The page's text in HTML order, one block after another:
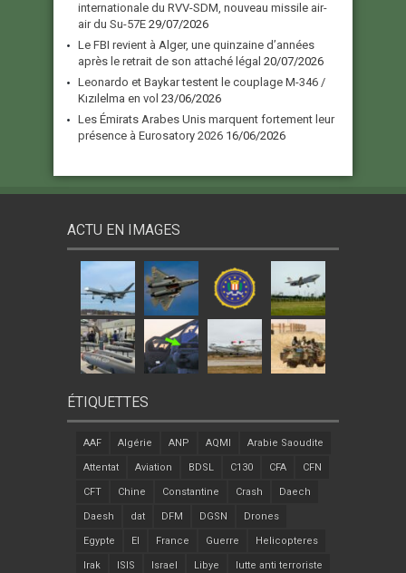
internationale du RVV-SDM, nouveau missile air-
air du Su-57E 29/07/2026
Le FBI revient à Alger, une quinzaine d’années
après le retrait de son attaché légal 20/07/2026
Leonardo et Baykar testent le couplage M-346 /
Kızılelma en vol 23/06/2026
Les Émirats Arabes Unis marquent fortement leur
présence à Eurosatory 2026 16/06/2026
ACTU EN IMAGES
ÉTIQUETTES
AAF Algérie ANP AQMI Arabie Saoudite
Attentat Aviation BDSL C130 CFA CFN
CFT Chine Constantine Crash Daech
Daesh dat DFM DGSN Drones
Egypte EI France Guerre Helicopteres
Irak ISIS Israel Libye lutte anti terroriste